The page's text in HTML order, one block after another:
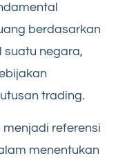
berdasarkan
suatu negara,
trading.
referensi
menentukan